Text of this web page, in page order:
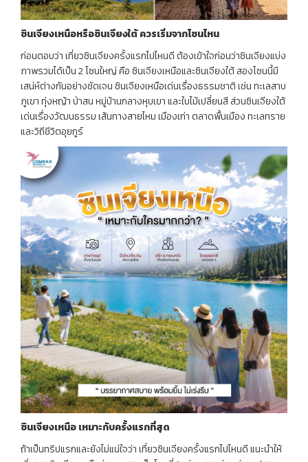
ซินเจียงเหนือหรือซินเจียงใต้ควรเริ่มจากโซนไหน
ก่อนตอบว่า เที่ยวซินเจียงครั้งแรกไปไหนดี ต้องเข้าใจก่อนว่าซินเจียงแบ่ง
ภาพรวมได้เป็น 2 โซนใหญ่ คือ ซินเจียงเหนือและซินเจียงใต้ สองโซนนี้มี
เสน่ห์ต่างกันอย่างชัดเจน ซินเจียงเหนือเด่นเรื่องธรรมชาติ เช่น ทะเลสาบ
ภูเขา ทุ่งหญ้า ป่าสน หมู่บ้านกลางหุบเขา และใบไม้เปลี่ยนสี ส่วนซินเจียงใต้
เด่นเรื่องวัฒนธรรม เส้นทางสายไหม เมืองเก่า ตลาดพื้นเมือง ทะเลทราย
และวิถีชีวิตอุยกูร์
ซินเจียงเหนือเหมาะกับครั้งแรกที่สุด
ถ้าเป็นทริปแรกและยังไม่แน่ใจว่า เที่ยวซินเจียงครั้งแรกไปไหนดี แนะนำให้